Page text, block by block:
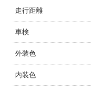
走行距離
車検
外装色
内装色